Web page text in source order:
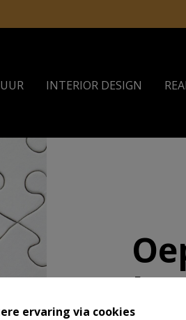
ervaring via cookies
INTERIOR DESIGN